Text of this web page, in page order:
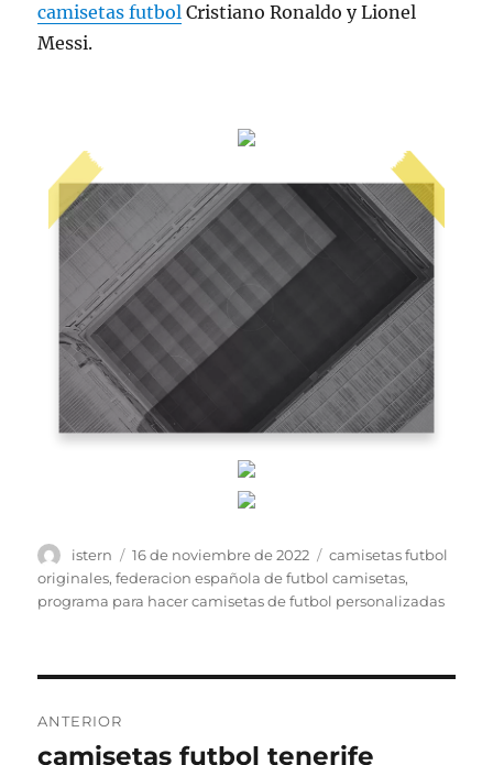
camisetas futbol Cristiano Ronaldo y Lionel
Messi.
Autor
istern
Publicado
el
16 de noviembre de 2022 Etiquetas
camisetas futbol
originales,federacion española de futbol camisetas,
programa para hacer camisetas de futbol personalizadas
de
ANTERIOR
Entrada
camisetas futbol tenerife